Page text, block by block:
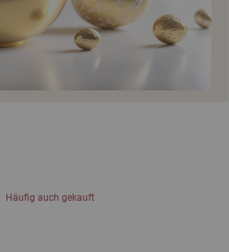
Häufig auch gekauft